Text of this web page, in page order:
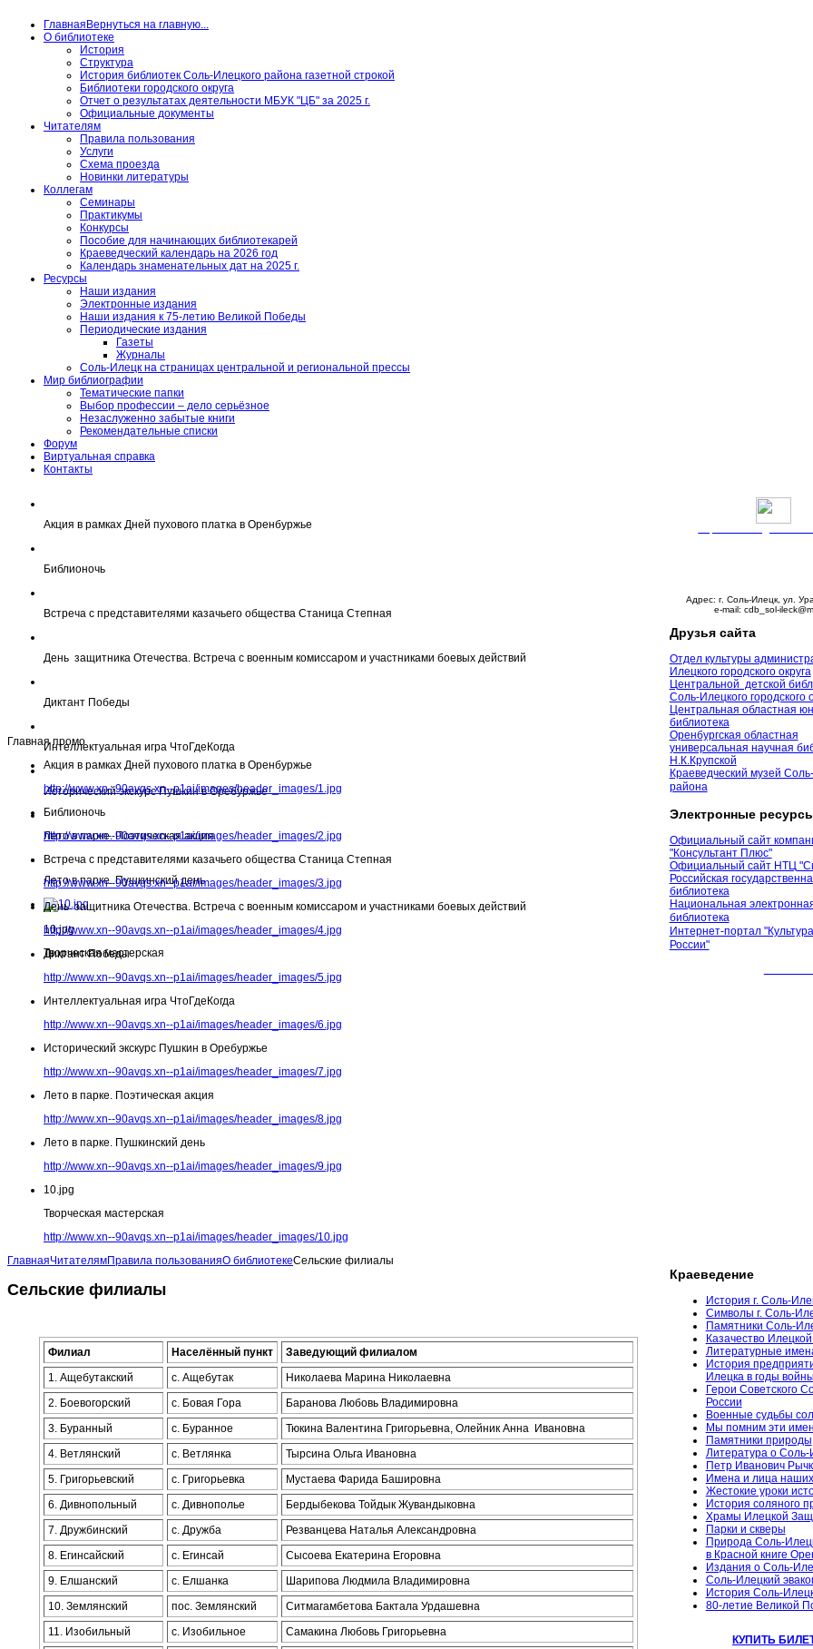
Главная Вернуться на главную...
О библиотеке
История
Структура
История библиотек Соль-Илецкого района газетной строкой
Библиотеки городского округа
Отчет о результатах деятельности МБУК "ЦБ" за 2025 г.
Официальные документы
Читателям
Правила пользования
Услуги
Схема проезда
Новинки литературы
Коллегам
Семинары
Практикумы
Конкурсы
Пособие для начинающих библиотекарей
Краеведческий календарь на 2026 год
Календарь знаменательных дат на 2025 г.
Ресурсы
Наши издания
Электронные издания
Наши издания к 75-летию Великой Победы
Периодические издания
Газеты
Журналы
Соль-Илецк на страницах центральной и региональной прессы
Мир библиографии
Тематические папки
Выбор профессии – дело серьёзное
Незаслуженно забытые книги
Рекомендательные списки
Форум
Виртуальная справка
Контакты
Акция в рамках Дней пухового платка в Оренбуржье
Библионочь
Встреча с представителями казачьего общества Станица Степная
День защитника Отечества. Встреча с военным комиссаром и участниками боевых действий
Диктант Победы
Интеллектуальная игра ЧтоГдеКогда
Исторический экскурс Пушкин в Оребуржье
Лето в парке. Поэтическая акция
Лето в парке. Пушкинский день
10.jpg
Творческая мастерская
Главная промо
Акция в рамках Дней пухового платка в Оренбуржье
http://www.xn--90avqs.xn--p1ai/images/header_images/1.jpg
Библионочь
http://www.xn--90avqs.xn--p1ai/images/header_images/2.jpg
Встреча с представителями казачьего общества Станица Степная
http://www.xn--90avqs.xn--p1ai/images/header_images/3.jpg
День защитника Отечества. Встреча с военным комиссаром и участниками боевых действий
http://www.xn--90avqs.xn--p1ai/images/header_images/4.jpg
Диктант Победы
http://www.xn--90avqs.xn--p1ai/images/header_images/5.jpg
Интеллектуальная игра ЧтоГдеКогда
http://www.xn--90avqs.xn--p1ai/images/header_images/6.jpg
Исторический экскурс Пушкин в Оребуржье
http://www.xn--90avqs.xn--p1ai/images/header_images/7.jpg
Лето в парке. Поэтическая акция
http://www.xn--90avqs.xn--p1ai/images/header_images/8.jpg
Лето в парке. Пушкинский день
http://www.xn--90avqs.xn--p1ai/images/header_images/9.jpg
10.jpg
Творческая мастерская
http://www.xn--90avqs.xn--p1ai/images/header_images/10.jpg
Адрес: г. Соль-Илецк, ул.
e-mail: cdb_sol-
ГлавнаяЧитателямПравила пользованияО библиотекеСельские филиалы
Сельские филиалы
Филиал Населённый пункт
Заведующий филиалом
1. Ащебутакский
с. Ащебутак
Николаева Марина Николаевна
2. Боевогорский
с. Бовая Гора
Баранова Любовь Владимировна
3. Буранный
с. Буранное
Тюкина Валентина Григорьевна, Олейник Анна Ивановна
4. Ветлянский
с. Ветлянка
Тырсина Ольга Ивановна
5. Григорьевский
с. Григорьевка
Мустаева Фарида Башировна
6. Дивнопольный
с. Дивнополье
Бердыбекова Тойдык Жувандыковна
7. Дружбинский
с. Дружба
Резванцева Наталья Александровна
8. Егинсайский
с. Егинсай
Сысоева Екатерина Егоровна
9. Елшанский
с. Елшанка
Шарипова Людмила Владимировна
10. Землянский
пос. Землянский
Ситмагамбетова Бактала Урдашевна
11. Изобильный
с. Изобильное
Самакина Любовь Григорьевна
Краеведение
История г. Соль-
Символы г. Соль-
Памятники Соль-
Казачество
Литературные
История
Илецка в годы войны
Герои Советского
России
Военные судьбы
Мы помним эти
Памятники природы
Литература о Соль-
Петр Иванович
Имена и лица
Жестокие уроки
История соляного
Храмы Илецкой
Парки и скверы
Природа Соль-
в Красной книге
Издания о Соль-
Соль-Илецкий
История Соль-
80-летие Великой
КУПИТЬ
Друзья сайта
Отдел культуры
Илецкого городского округа
Центральной детской
Соль-Илецкого городского
Центральная областная
библиотека
Оренбургская областная
универсальная научная
Н.К.Крупской
Краеведческий музей
района
Электронные
Официальный сайт
"Консультант Плюс"
Официальный сайт НТЦ
Российская
библиотека
Национальная
библиотека
Интернет-портал
России"